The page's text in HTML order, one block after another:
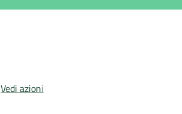
Vedi azioni